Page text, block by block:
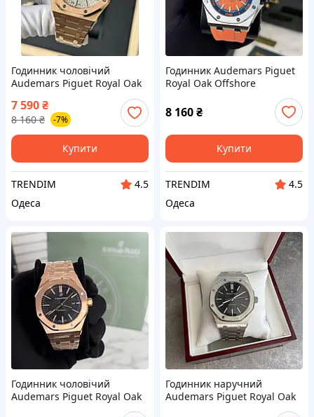
Годинник чоловічий
Audemars Piguet Royal Oak
7 590₴
8 160 ₴ -7%
Купити
TRENDIM
4.5
Одеса
Годинник Audemars Piguet
Royal Oak Offshore
8 160₴
Купити
TRENDIM
4.5
Одеса
Годинник чоловічий
Audemars Piguet Royal Oak
Годинник наручний
Audemars Piguet Royal Oak